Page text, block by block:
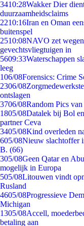
3410:28Wakker Dier
duurzaamheidsclaims
2210:16Iran en Oman
buitenspel
2510:08NAVO zet
gevechtsvliegtuigen in
5609:33Waterschappen
leeg
106/08Forensics: Crime
2306/08
ontslagen
3706/08Random Pics
1805/08Datalek bij Bol
partner Ceva
3405/08Kind overleden
605/08Nieuw slachtoffer
B. (66)
305/08Geen Qatar en
mogelijk in Europa
505/08Litouwen vindt
Rusland
4605/08Progressieve
Michigan
1305/08Accell,
betaling aan